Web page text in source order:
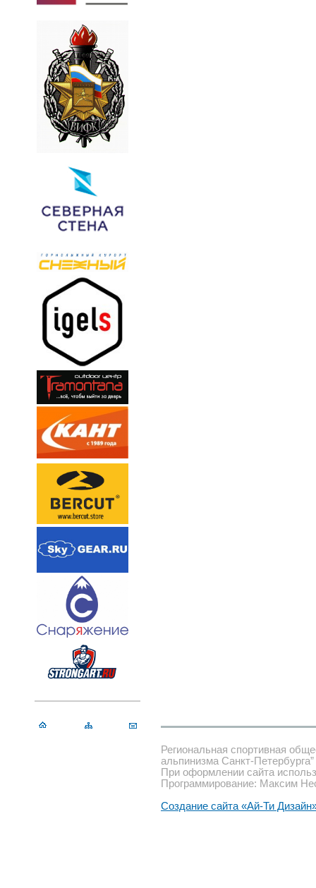
Региональная спортивная
альпинизма Санкт-Петербурга”
При оформлении сайта
Программирование: Максим
Создание сайта «Ай-Ти